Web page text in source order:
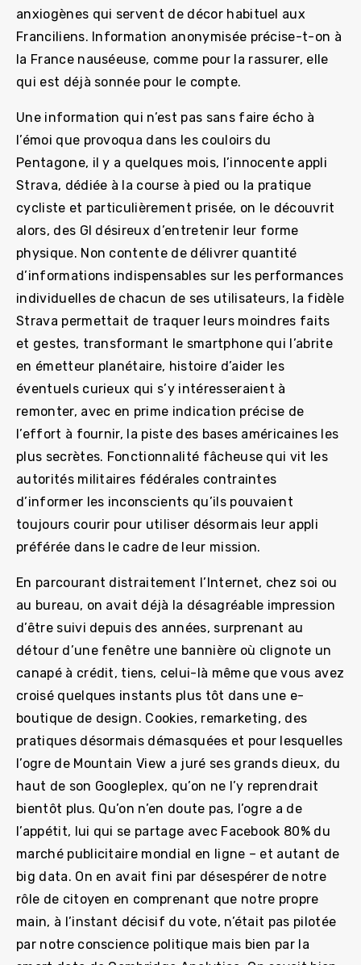
anxiogènes qui servent de décor habituel aux
Franciliens. Information anonymisée précise-t-on à
la France nauséeuse, comme pour la rassurer, elle
qui est déjà sonnée pour le compte.
Une information qui n’est pas sans faire écho à
l’émoi que provoqua dans les couloirs du
Pentagone, il y a quelques mois, l’innocente appli
Strava, dédiée à la course à pied ou la pratique
cycliste et particulièrement prisée, on le découvrit
alors, des GI désireux d’entretenir leur forme
physique. Non contente de délivrer quantité
d’informations indispensables sur les performances
individuelles de chacun de ses utilisateurs, la fidèle
Strava permettait de traquer leurs moindres faits
et gestes, transformant le smartphone qui l’abrite
en émetteur planétaire, histoire d’aider les
éventuels curieux qui s’y intéresseraient à
remonter, avec en prime indication précise de
l’effort à fournir, la piste des bases américaines les
plus secrètes. Fonctionnalité fâcheuse qui vit les
autorités militaires fédérales contraintes
d’informer les inconscients qu’ils pouvaient
toujours courir pour utiliser désormais leur appli
préférée dans le cadre de leur mission.
En parcourant distraitement l’Internet, chez soi ou
au bureau, on avait déjà la désagréable impression
d’être suivi depuis des années, surprenant au
détour d’une fenêtre une bannière où clignote un
canapé à crédit, tiens, celui-là même que vous avez
croisé quelques instants plus tôt dans une e-
boutique de design. Cookies, remarketing, des
pratiques désormais démasquées et pour lesquelles
l’ogre de Mountain View a juré ses grands dieux, du
haut de son Googleplex, qu’on ne l’y reprendrait
bientôt plus. Qu’on n’en doute pas, l’ogre a de
l’appétit, lui qui se partage avec Facebook 80% du
marché publicitaire mondial en ligne – et autant de
big data. On en avait fini par désespérer de notre
rôle de citoyen en comprenant que notre propre
main, à l’instant décisif du vote, n’était pas pilotée
par notre conscience politique mais bien par la